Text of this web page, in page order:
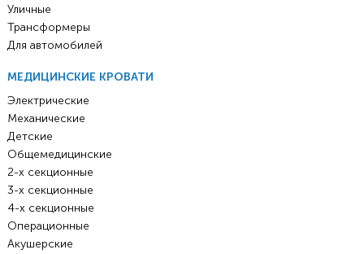
Уличные
Трансформеры
Для автомобилей
МЕДИЦИНСКИЕ КРОВАТИ
Электрические
Механические
Детские
Общемедицинские
2-х секционные
3-х секционные
4-х секционные
Операционные
Акушерские